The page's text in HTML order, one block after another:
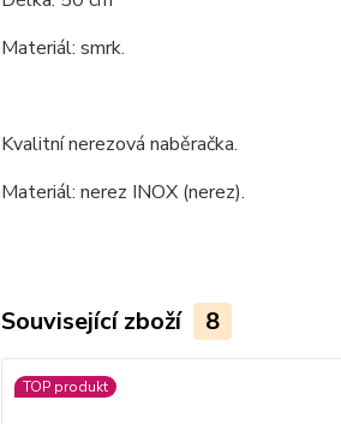
Materiál: smrk.
Kvalitní nerezová naběračka.
Materiál: nerez INOX (nerez).
Související zboží 8
TOP produkt